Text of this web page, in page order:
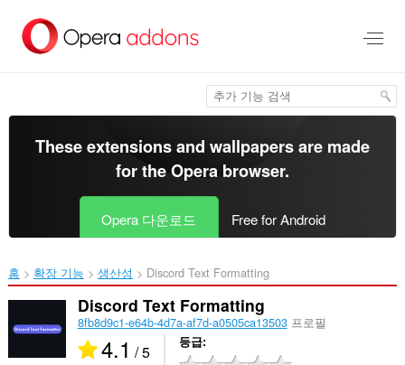
건
These extensions and wallpapers are made
for theOpera browser.
Opera 다운로드 Free for Android
홈 확장 기능 생산성 Discord Text Formatting‎
Discord Text Formatting
8fb8d9c1-e64b-4d7a-af7d-a0505ca13503프로필
4.1 / 5 등급